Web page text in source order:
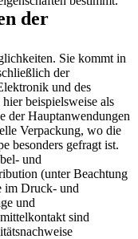
der
Sie kommt in
der
und des
beispielsweise als
der Hauptanwendungen
Verpackung, wo die
besonders gefragt ist.
und
(unter Beachtung
im Druck- und
und
sind